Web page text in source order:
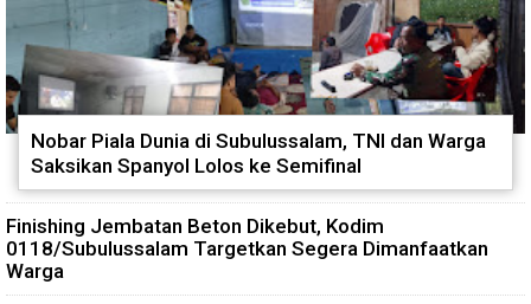
Nobar Piala Dunia di Subulussalam, TNI dan Warga
Saksikan Spanyol Lolos ke Semifinal
Finishing Jembatan Beton Dikebut, Kodim
0118/Subulussalam Targetkan Segera Dimanfaatkan
Warga